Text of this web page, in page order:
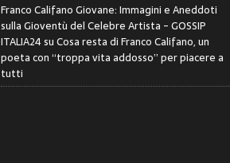
Franco Califano Giovane: Immagini e Aneddoti
sulla Gioventù del Celebre Artista - GOSSIP
ITALIA24suCosa resta di Franco Califano, un
poeta con “troppa vita addosso” per piacere a
tutti